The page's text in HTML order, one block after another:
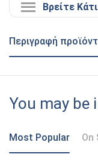
Βρείτε
Περιγραφή
You may be
Most Popular On